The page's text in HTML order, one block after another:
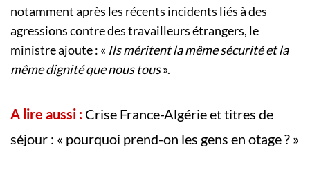
notamment après les récents incidents liés à des
agressions contre des travailleurs étrangers, le
ministre ajoute : « Ils méritent la même sécurité et la
même dignité que nous tous».
A lire aussi : Crise France-Algérie et titres de
séjour : « pourquoi prend-on les gens en otage ? »